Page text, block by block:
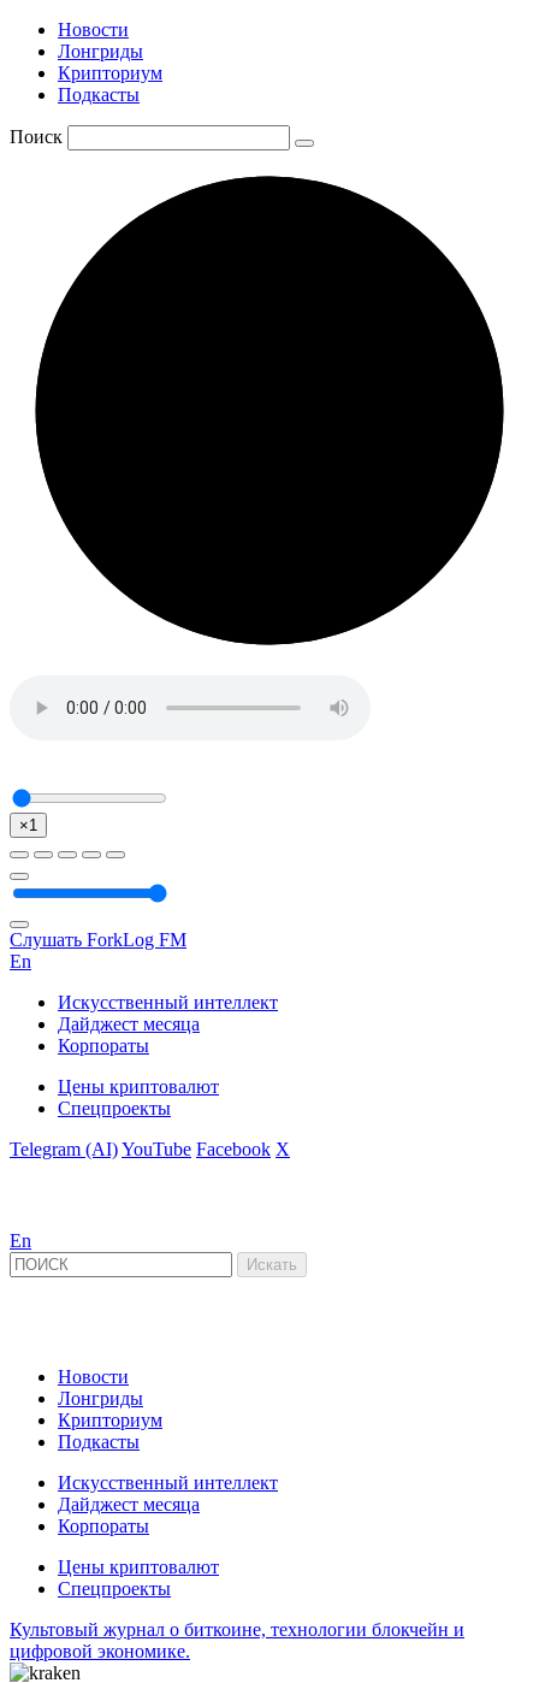
Новости
Лонгриды
Крипториум
Подкасты
Поиск
×1
Слушать ForkLog FM
En
Искусственный интеллект
Дайджест месяца
Корпораты
Цены криптовалют
Спецпроекты
Telegram (AI)YouTube Facebook X
En
Новости
Лонгриды
Крипториум
Подкасты
Искусственный интеллект
Дайджест месяца
Корпораты
Цены криптовалют
Спецпроекты
Культовый журнал о биткоине, технологии блокчейн и
цифровой экономике.